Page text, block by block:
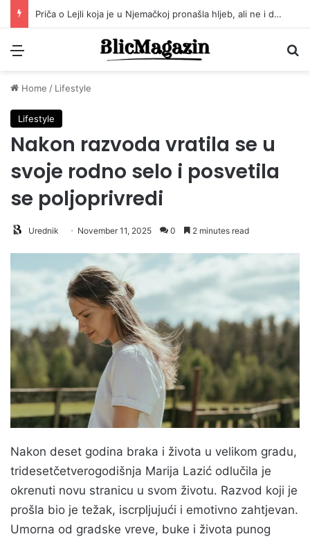
Sandrina priča mnoge je dirnula u srce! Ovo je njena životna priča!
Menu
Home / Lifestyle
Lifestyle
Nakon razvoda vratila se u
svoje rodno selo i posvetila
se poljoprivredi
Urednik November 11, 2025 0 2 minutes read
Nakon deset godina braka i života u velikom gradu,
tridesetčetverogodišnja Marija Lazić odlučila je
okrenuti novu stranicu u svom životu. Razvod koji je
prošla bio je težak, iscrpljujući i emotivno zahtjevan.
Umorna od gradske vreve, buke i života punog